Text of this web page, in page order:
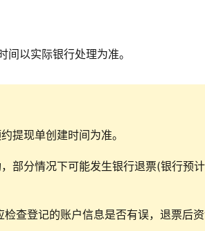
以实际银行处理为准。
提现单创建时间为准。
部分情况下可能发生银行退票(银行预
查登记的账户信息是否有误，退票后